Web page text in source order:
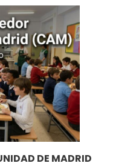
DE MADRID